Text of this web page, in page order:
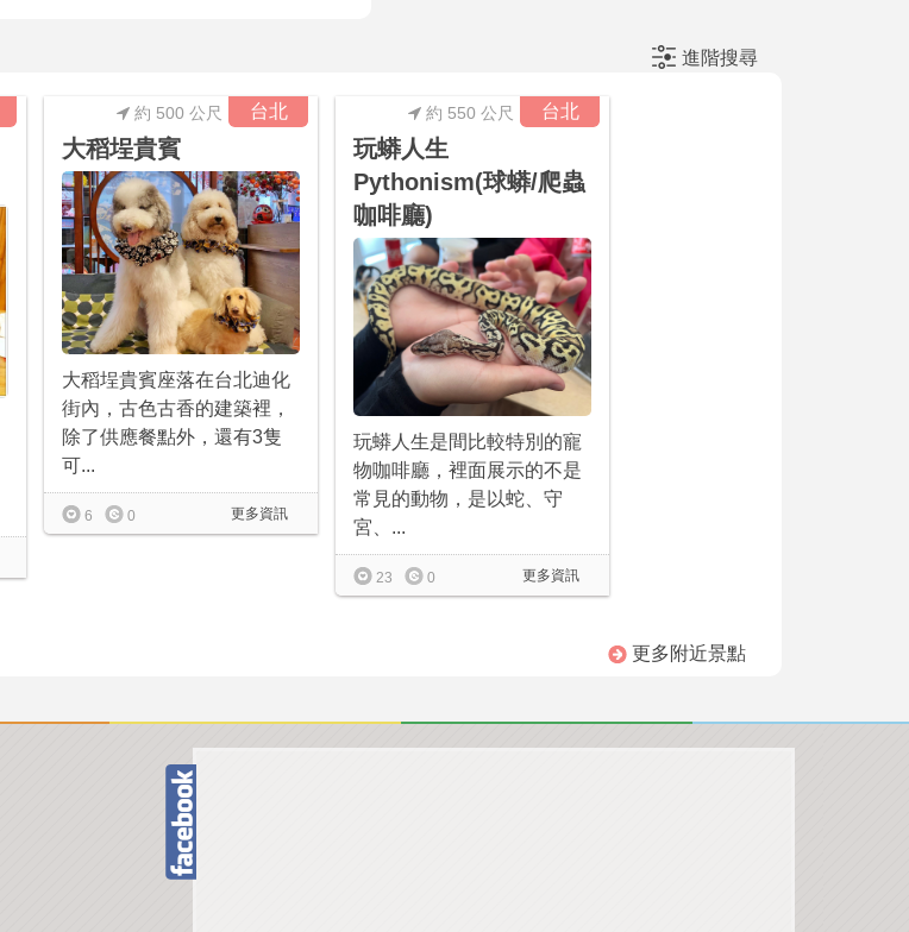
進階搜尋
台北
約 500 公尺
大稻埕貴賓
大稻埕貴賓座落在台北迪化
街內，古色古香的建築裡，
除了供應餐點外，還有3隻
可...
更多資訊
6 0
台北
約 550 公尺
玩蟒人生
Pythonism(球蟒/爬蟲
咖啡廳)
玩蟒人生是間比較特別的寵
物咖啡廳，裡面展示的不是
常見的動物，是以蛇、守
宮、...
更多資訊
23 0
更多附近景點